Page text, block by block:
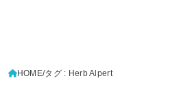
HOME タグ : Herb Alpert